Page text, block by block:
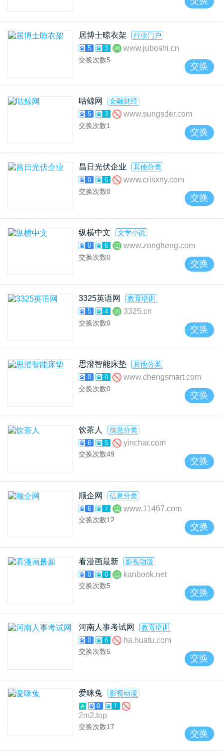
居博士晾衣架 行业门户
5 3 www.juboshi.cn
交换次数5
交换
咕鲸网 金融财经
5 3 www.sungsder.com
交换次数1
交换
昌日光伏企业 其他分类
0 6 www.crlsxny.com
交换次数0
交换
纵横中文 文学小说
0 6 www.zongheng.com
交换次数0
交换
3325英语网 教育培训
5 4 3325.cn
交换次数0
交换
思澄智能床垫 其他分类
0 0 www.chengsmart.com
交换次数0
交换
饮茶人 信息分类
6 5 yinchar.com
交换次数49
交换
顺企网 信息分类
6 7 www.11467.com
交换次数12
交换
看漫画最新 影视动漫
0 0 kanbook.net
交换次数5
交换
河南人事考试网 教育培训
0 6 ha.huatu.com
交换次数5
交换
爱咪兔 影视动漫
0 1
2m2.top
交换次数17
交换